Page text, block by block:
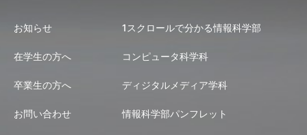
お知らせ
在学生の方へ
卒業生の方へ
お問い合わせ
1スクロールで分かる情報科学部
コンピュータ科学科
ディジタルメディア学科
情報科学部パンフレット